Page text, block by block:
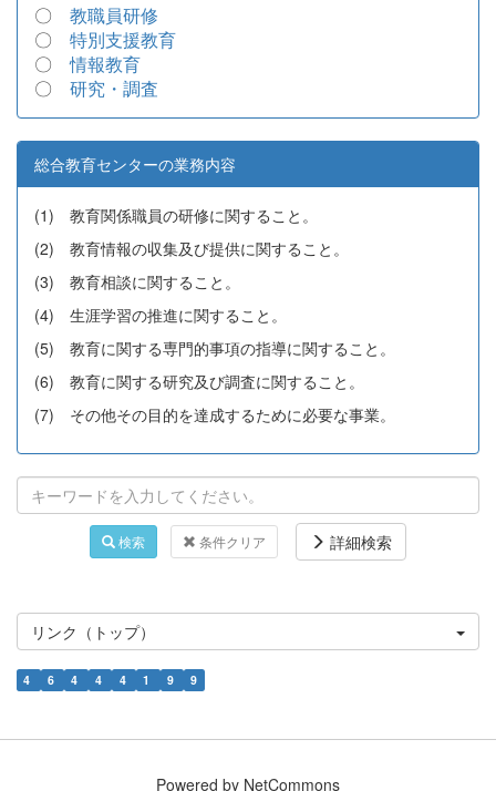
〇 教職員研修
〇 特別支援教育
〇情報教育
〇 研究・調査
総合教育センターの業務内容
(1) 教育関係職員の研修に関すること。
(2) 教育情報の収集及び提供に関すること。
(3) 教育相談に関すること。
(4) 生涯学習の推進に関すること。
(5) 教育に関する専門的事項の指導に関すること。
(6) 教育に関する研究及び調査に関すること。
(7) その他その目的を達成するために必要な事業。
検索 条件クリア 詳細検索
リンク（トップ）
4 6 4 4 4 1 9 9
Powered by NetCommons